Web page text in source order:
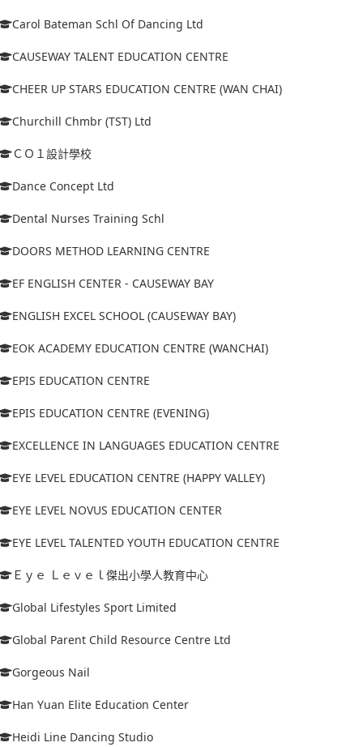
Carol Bateman Schl Of Dancing Ltd
CAUSEWAY TALENT EDUCATION CENTRE
CHEER UP STARS EDUCATION CENTRE (WAN CHAI)
Churchill Chmbr (TST) Ltd
ＣＯ１設計學校
Dance Concept Ltd
Dental Nurses Training Schl
DOORS METHOD LEARNING CENTRE
EF ENGLISH CENTER - CAUSEWAY BAY
ENGLISH EXCEL SCHOOL (CAUSEWAY BAY)
EOK ACADEMY EDUCATION CENTRE (WANCHAI)
EPIS EDUCATION CENTRE
EPIS EDUCATION CENTRE (EVENING)
EXCELLENCE IN LANGUAGES EDUCATION CENTRE
EYE LEVEL EDUCATION CENTRE (HAPPY VALLEY)
EYE LEVEL NOVUS EDUCATION CENTER
EYE LEVEL TALENTED YOUTH EDUCATION CENTRE
Ｅｙｅ Ｌｅｖｅｌ傑出小學人教育中心
Global Lifestyles Sport Limited
Global Parent Child Resource Centre Ltd
Gorgeous Nail
Han Yuan Elite Education Center
Heidi Line Dancing Studio